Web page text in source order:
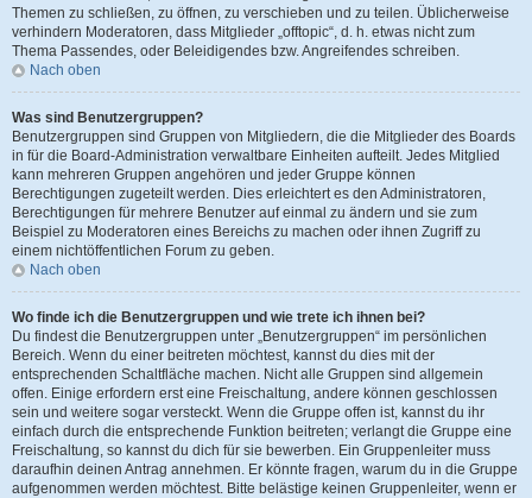
Themen zu schließen, zu öffnen, zu verschieben und zu teilen. Üblicherweise
verhindern Moderatoren, dass Mitglieder „offtopic“, d. h. etwas nicht zum
Thema Passendes, oder Beleidigendes bzw. Angreifendes schreiben.
Nach oben
Was sind Benutzergruppen?
Benutzergruppen sind Gruppen von Mitgliedern, die die Mitglieder des Boards
in für die Board-Administration verwaltbare Einheiten aufteilt. Jedes Mitglied
kann mehreren Gruppen angehören und jeder Gruppe können
Berechtigungen zugeteilt werden. Dies erleichtert es den Administratoren,
Berechtigungen für mehrere Benutzer auf einmal zu ändern und sie zum
Beispiel zu Moderatoren eines Bereichs zu machen oder ihnen Zugriff zu
einem nichtöffentlichen Forum zu geben.
Nach oben
Wo finde ich die Benutzergruppen und wie trete ich ihnen bei?
Du findest die Benutzergruppen unter „Benutzergruppen“ im persönlichen
Bereich. Wenn du einer beitreten möchtest, kannst du dies mit der
entsprechenden Schaltfläche machen. Nicht alle Gruppen sind allgemein
offen. Einige erfordern erst eine Freischaltung, andere können geschlossen
sein und weitere sogar versteckt. Wenn die Gruppe offen ist, kannst du ihr
einfach durch die entsprechende Funktion beitreten; verlangt die Gruppe eine
Freischaltung, so kannst du dich für sie bewerben. Ein Gruppenleiter muss
daraufhin deinen Antrag annehmen. Er könnte fragen, warum du in die Gruppe
aufgenommen werden möchtest. Bitte belästige keinen Gruppenleiter, wenn er